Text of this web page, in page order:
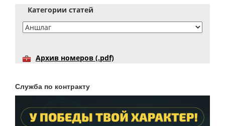
Категории статей
Архив номеров (.pdf)
Служба по контракту